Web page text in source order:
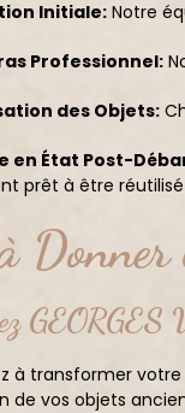
Initiale:Notre
Professionnel:
des Objets:
en État Post-
prêt à être
à transformer
de vos objets